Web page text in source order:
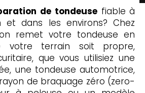
de tondeusefiable à
et dans les environs? Chez
remet votre tondeuse en
votre terrain soit propre,
que vous utilisiez une
une tondeuse automotrice,
de braquage zéro (zero-